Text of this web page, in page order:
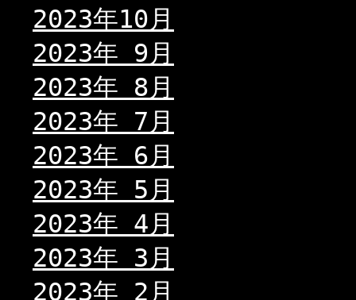
2023年10月
2023年 9月
2023年 8月
2023年 7月
2023年 6月
2023年 5月
2023年 4月
2023年 3月
2023年 2月